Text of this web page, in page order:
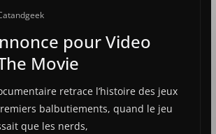
pour Video
Movie
retrace l’histoire des jeux
balbutiements, quand le jeu
que les nerds,